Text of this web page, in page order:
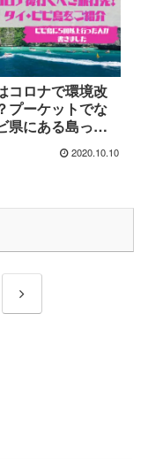
コロナで環境改
プーケットでな
県にある島って
2020.10.10
次